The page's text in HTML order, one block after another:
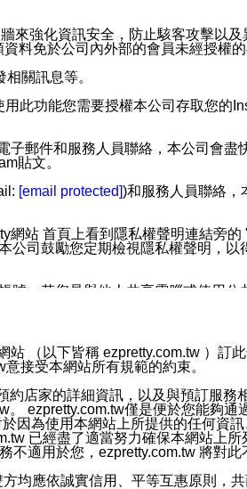
來強化資訊安全，防止駭客攻擊以及
料免於公司內外部的會員未經授權的
關訊息等。
此功能您需要授權本公司存取您的
郵件和服務人員聯絡，本公司會盡
貼文。
[email protected])和服務人員聯絡，
站 首頁上看到隱私權聲明連結旁
司鼓勵您定期檢視隱私權聲明，以
。若您是與他人共享電腦或使用公
能依照該資料或電子郵件所指示之
條件者，將可收到通知型訊息。
（以下皆稱 ezpretty.com.tw ）訂
接受本網站所有規範的約束。
店家的詳細資訊，以及與預訂服務
ezpretty.com.tw僅是便於您能夠通
因為使用本網站上所提供的任何資
已經盡了適當努力確保本網站上
適用於您，ezpretty.com.tw 將對此
均應依誠實信用、平等互惠原則，共